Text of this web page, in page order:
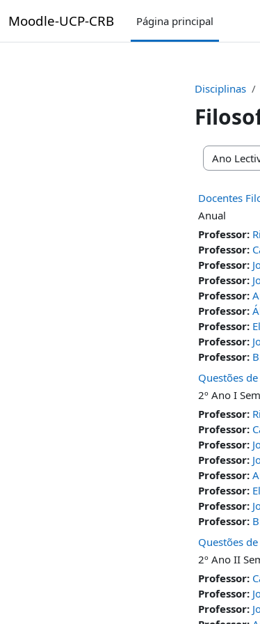
Moodle-UCP-CRB Página principal
Disciplinas
Categorias
Docentes
Anual
Professor:
Professor:
Professor:
Professor:
Professor:
Professor:
Professor:
Professor:
Professor:
Questões
2º Ano I
Professor:
Professor:
Professor:
Professor:
Professor:
Professor:
Professor:
Professor:
Questões
2º Ano II
Professor:
Professor:
Professor: